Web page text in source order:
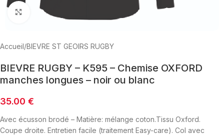
Click to enlarge
Accueil/BIEVRE ST GEOIRS RUGBY
BIEVRE RUGBY – K595 – Chemise OXFORD
manches longues – noir ou blanc
35.00 €
Avec écusson brodé – Matière: mélange coton.Tissu Oxford.
Coupe droite. Entretien facile (traitement Easy-care). Col avec